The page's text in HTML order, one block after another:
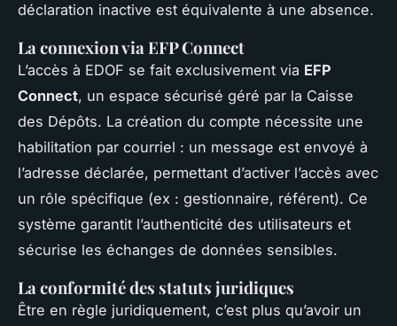
déclaration inactive est équivalente à une absence.
La connexion via EFP Connect
L’accès à EDOF se fait exclusivement via EFP
Connect, un espace sécurisé géré par la Caisse
des Dépôts. La création du compte nécessite une
habilitation par courriel : un message est envoyé à
l’adresse déclarée, permettant d’activer l’accès avec
un rôle spécifique (ex : gestionnaire, référent). Ce
système garantit l’authenticité des utilisateurs et
sécurise les échanges de données sensibles.
La conformité des statuts juridiques
Être en règle juridiquement, c’est plus qu’avoir un